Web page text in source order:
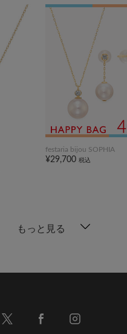
festaria bijou SOPHIA
¥29,700 税込
もっと見る